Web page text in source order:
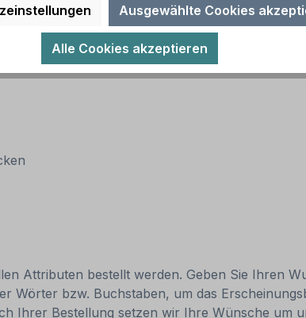
Attributen bestellt werden. Geben Sie Ihren
Wörter bzw. Buchstaben, um das
Ihrer Bestellung setzen wir Ihre Wünsche um
Ausgewählte Cookies
Alle Cookies akzeptieren